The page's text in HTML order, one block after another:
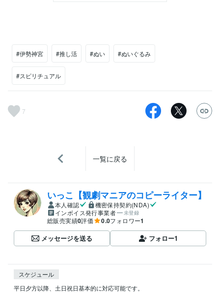
#伊勢神宮 #推し活 #ぬい #ぬいぐるみ
#スピリチュアル
7
一覧に戻る
いっこ【観劇マニアのコピーライター】
本人確認
機密保持契約(NDA)
インボイス発行事業者
未登録
総販売実績0評価 0.0フォロワー1
メッセージを送る フォロー1
スケジュール
平日夕方以降、土日祝日基本的に対応可能です。